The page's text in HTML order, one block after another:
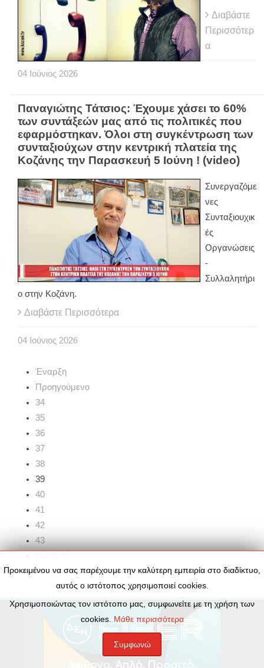
Διαβάστε
Περισσότερ
α
04 Ιούνιος 2026
Παναγιώτης Τάτσιος: Έχουμε χάσει το 60%
των συντάξεών μας από τις πολιτικές που
εφαρμόστηκαν. Όλοι στη συγκέντρωση των
συνταξιούχων στην κεντρική πλατεία της
Κοζάνης την Παρασκευή 5 Ιούνη ! (video)
Συνεργαζόμε
νες
Συνταξιουχικ
ές
Οργανώσεις
-
Συλλαλητήρι
ο στην Κοζάνη.
Διαβάστε Περισσότερα
04 Ιούνιος 2026
Έναρξη
Προηγούμενο
34
35
36
37
38
39
40
41
42
43
Τέλος
Προκειμένου να σας παρέχουμε την καλύτερη εμπειρία στο διαδίκτυο,
αυτός ο ιστότοπος χρησιμοποιεί cookies.
Χρησιμοποιώντας τον ιστότοπο μας, συμφωνείτε με τη χρήση των
cookies.Μάθε περισσότερα
Συμφωνώ